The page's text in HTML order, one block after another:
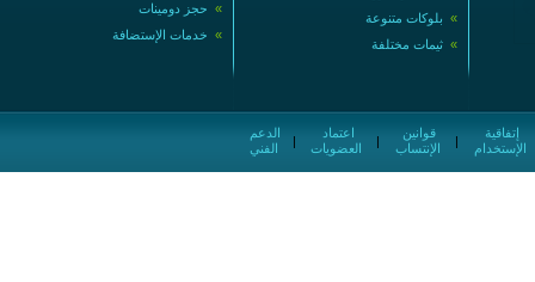
» حجز دومينات
» خدمات الإستضافة
» بلوكات متنوعة
» ثيمات مختلفة
الفني
|
العضويات
|
الإنتساب
|
الإستخدام